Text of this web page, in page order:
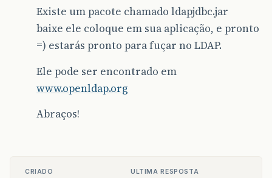
Existe um pacote chamado ldapjdbc.jar
baixe ele coloque em sua aplicação, e pronto
=) estarás pronto para fuçar no LDAP.
Ele pode ser encontrado em
www.openldap.org
Abraços!
CRIADO ULTIMA RESPOSTA